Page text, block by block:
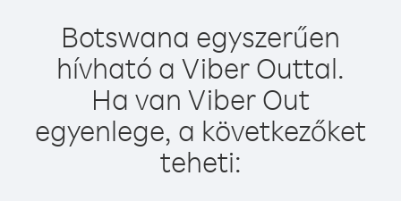
Botswana egyszerűen
hívható a Viber Outtal.
Ha van Viber Out
egyenlege, a következőket
teheti: